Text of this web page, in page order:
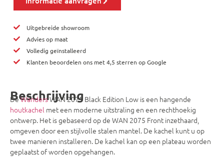
Uitgebreide showroom
Advies op maat
Volledig geïnstalleerd
Klanten beoordelen ons met 4,5 sterren op Google
Beschrijving
DeWandersWAN 2075 Black Edition Low is een hangende
houtkachel met een moderne uitstraling en een rechthoekig
ontwerp. Het is gebaseerd op de WAN 2075 Front inzethaard,
omgeven door een stijlvolle stalen mantel. De kachel kunt u op
twee manieren installeren. De kachel kan op een plateau worden
geplaatst of worden opgehangen.